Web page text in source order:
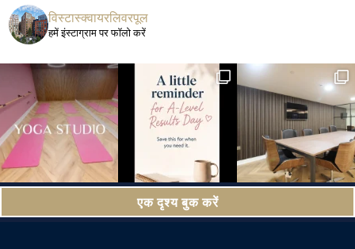
विस्टास्क्वायरलिवरपूल
हमें इंस्टाग्राम पर फॉलो करें
एक दृश्य बुक करें